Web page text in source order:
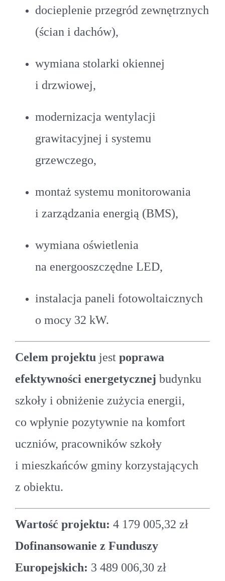
docieplenie przegród zewnętrznych
(ścian i dachów),
wymiana stolarki okiennej
i drzwiowej,
modernizacja wentylacji
grawitacyjnej i systemu
grzewczego,
montaż systemu monitorowania
i zarządzania energią (BMS),
wymiana oświetlenia
na energooszczędne LED,
instalacja paneli fotowoltaicznych
o mocy 32 kW.
Celem projektu jest poprawa
efektywności energetycznej budynku
szkoły i obniżenie zużycia energii,
co wpłynie pozytywnie na komfort
uczniów, pracowników szkoły
i mieszkańców gminy korzystających
z obiektu.
Wartość projektu: 4 179 005,32 zł
Dofinansowanie z Funduszy
Europejskich: 3 489 006,30 zł